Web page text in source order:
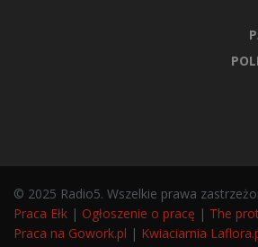
© 2025 Radio5. Wszelkie prawa
Praca Ełk | Ogłoszenie o pracę | The
Praca na Gowork.pl | Kwiaciarnia